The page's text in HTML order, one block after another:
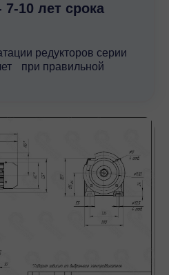
10 лет срока
редукторов серии
при правильной